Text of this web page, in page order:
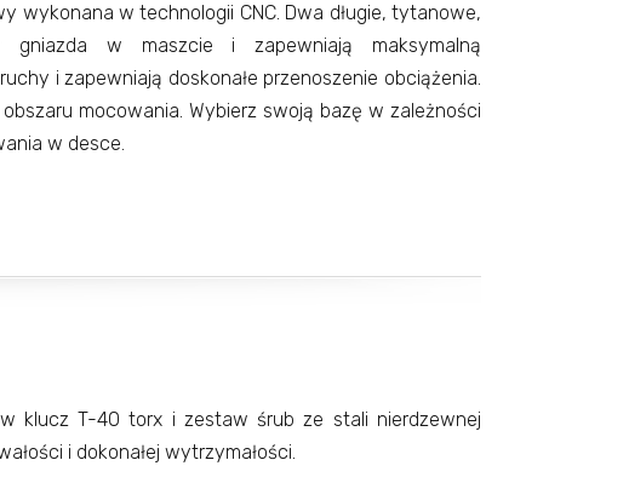
wykonana w technologii CNC. Dwa długie, tytanowe,
gniazda w maszcie i zapewniają maksymalną
i zapewniają doskonałe przenoszenie obciążenia.
mocowania. Wybierz swoją bazę w zależności
w desce.
klucz T-40 torx i zestaw śrub ze stali nierdzewnej
i dokonałej wytrzymałości.